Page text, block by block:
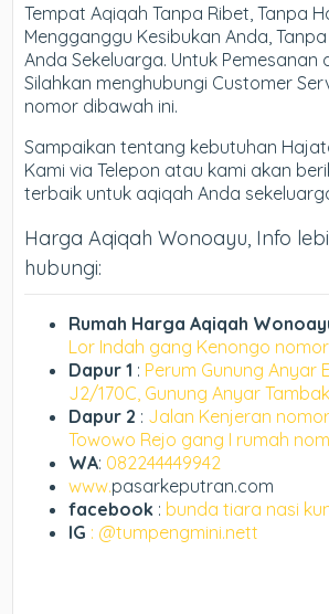
Tempat Aqiqah Tanpa Ribet, Tanpa
Mengganggu Kesibukan Anda,
Anda Sekeluarga. Untuk Pemesanan
Silahkan menghubungi Customer
nomor dibawah ini.
Sampaikan tentang kebutuhan
Kami via Telepon atau kami akan
terbaik untuk aqiqah Anda
Harga Aqiqah Wonoayu, Info
hubungi:
Rumah Harga Aqiqah
Lor Indah gang Kenongo
Dapur 1 : Perum Gunung Anyar
J2/170C, Gunung Anyar
Dapur 2 : Jalan Kenjeran
Towowo Rejo gang I rumah
WA: 082244449942
www.pasarkeputran.com
facebook : bunda tiara nasi
IG : @tumpengmini.nett